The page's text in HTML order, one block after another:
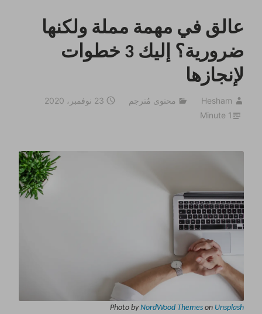
عالق في مهمة مملة ولكنها
ضرورية؟ إليك 3 خطوات
لإنجازها
Hesham محتوى مُترجم
23 نوفمبر، 2020
1 Minute
Photo byNordWood Themeson Unsplash